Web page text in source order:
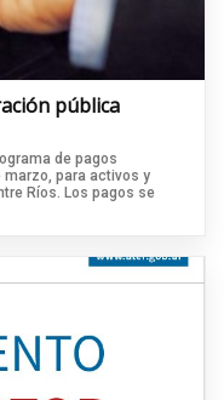
pública
de pagos
para activos y
Ríos. Los pagos se